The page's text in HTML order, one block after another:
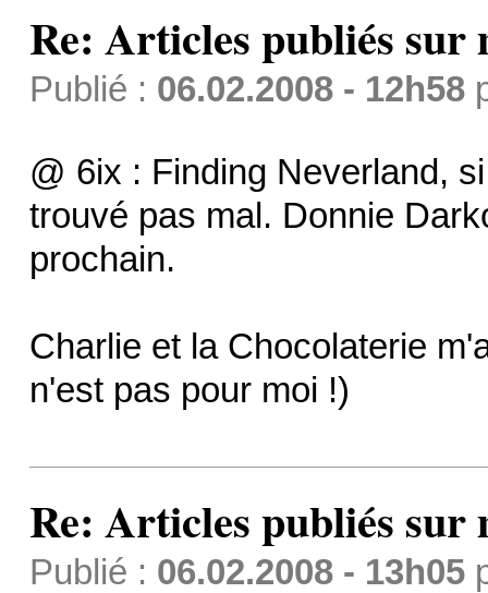
Re: Articles publiés sur
Publié : 06.02.2008 - 12h58
@ 6ix : Finding Neverland,
trouvé pas mal. Donnie
prochain.
Charlie et la Chocolaterie
n'est pas pour moi !)
Re: Articles publiés sur
Publié : 06.02.2008 - 13h05